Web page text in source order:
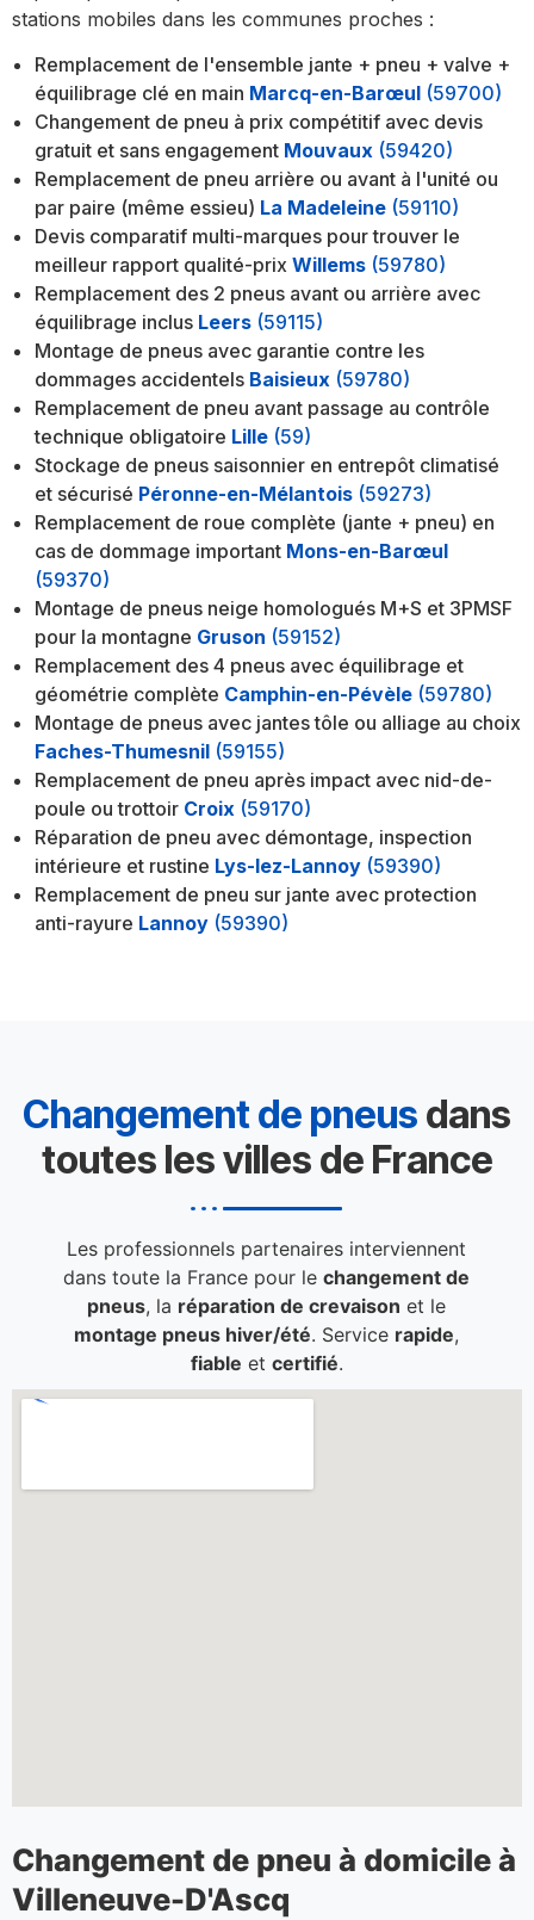
stations mobiles dans les communes proches :
Remplacement de l'ensemble jante + pneu + valve +
équilibrage clé en main Marcq-en-Barœul (59700)
Changement de pneu à prix compétitif avec devis
gratuit et sans engagement Mouvaux (59420)
Remplacement de pneu arrière ou avant à l'unité ou
par paire (même essieu) La Madeleine (59110)
Devis comparatif multi-marques pour trouver le
meilleur rapport qualité-prix Willems (59780)
Remplacement des 2 pneus avant ou arrière avec
équilibrage inclus Leers (59115)
Montage de pneus avec garantie contre les
dommages accidentels Baisieux (59780)
Remplacement de pneu avant passage au contrôle
technique obligatoire Lille (59)
Stockage de pneus saisonnier en entrepôt climatisé
et sécurisé Péronne-en-Mélantois (59273)
Remplacement de roue complète (jante + pneu) en
cas de dommage important Mons-en-Barœul
(59370)
Montage de pneus neige homologués M+S et 3PMSF
pour la montagne Gruson (59152)
Remplacement des 4 pneus avec équilibrage et
géométrie complète Camphin-en-Pévèle (59780)
Montage de pneus avec jantes tôle ou alliage au choix
Faches-Thumesnil (59155)
Remplacement de pneu après impact avec nid-de-
poule ou trottoir Croix (59170)
Réparation de pneu avec démontage, inspection
intérieure et rustine Lys-lez-Lannoy (59390)
Remplacement de pneu sur jante avec protection
anti-rayure Lannoy (59390)
Changement de pneus dans
toutes les villes de France
Les professionnels partenaires interviennent
dans toute la France pour lechangement de
pneus, la réparation de crevaison et le
montage pneus hiver/été. Service rapide,
fiable et certifié.
Changement de pneu à domicile à
Villeneuve-D'Ascq